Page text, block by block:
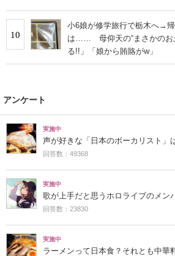
10
小6娘が修学旅行で栃木へ→
は…… 母仰天の“まさかのお
る!!」「娘から賄賂がw」
アンケート
実施中
声が好きな「日本のボーカリスト」
回答数：49368
実施中
歌が上手だと思うホロライブのメン
回答数：23830
実施中
ラーメンって日本食？それとも中華